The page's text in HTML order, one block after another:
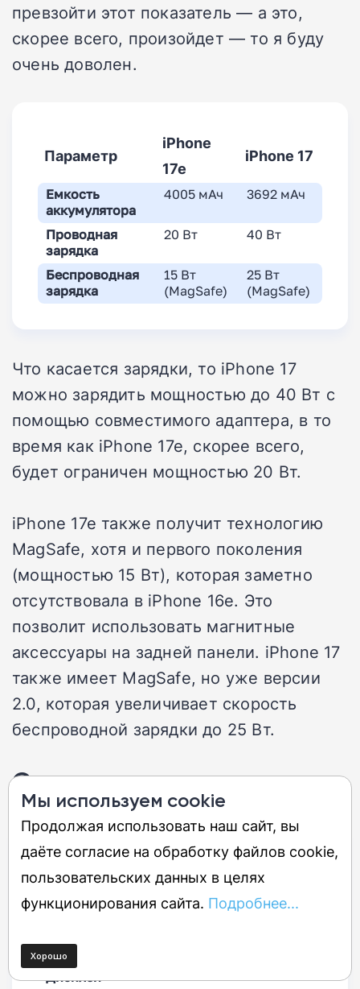
превзойти этот показатель — а это,
скорее всего, произойдет — то я буду
очень доволен.
Параметр
iPhone
17e
iPhone 17
Емкость
аккумулятора
4005 мАч 3692 мАч
Проводная
зарядка
20 Вт 40 Вт
Беспроводная
зарядка
15 Вт
(MagSafe)
25 Вт
(MagSafe)
Что касается зарядки, то iPhone 17
можно зарядить мощностью до 40 Вт с
помощью совместимого адаптера, в то
время как iPhone 17e, скорее всего,
будет ограничен мощностью 20 Вт.
iPhone 17e также получит технологию
MagSafe, хотя и первого поколения
(мощностью 15 Вт), которая заметно
отсутствовала в iPhone 16e. Это
позволит использовать магнитные
аксессуары на задней панели. iPhone 17
также имеет MagSafe, но уже версии
2.0, которая увеличивает скорость
беспроводной зарядки до 25 Вт.
Сравнение характеристик
Характеристика Apple iPhone 17e Apple
Дизайн
Размеры
146,7 x 71,5 x 7,8
Вес
Дисплей
Мы используем cookie
Продолжая использовать наш сайт, вы
даёте согласие на обработку файлов cookie,
пользовательских данных в целях
функционирования сайта. Подробнее...